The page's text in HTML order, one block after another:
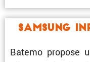
Samsung
Batemo propose